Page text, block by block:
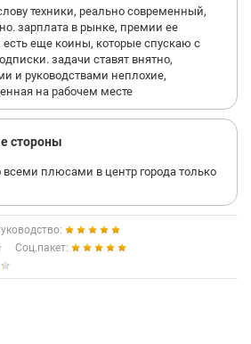
техники, реально современный,
зарплата в рынке, премии ее
еще коины, которые спускаю с
задачи ставят внятно,
и руководствами неплохие,
на рабочем месте
стороны
плюсами в центр города только
Соц.пакет: